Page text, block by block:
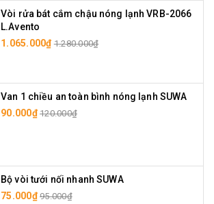
Vòi rửa bát cắm chậu nóng lạnh VRB-2066
L.Avento
1.065.000₫ 1.280.000₫
Van 1 chiều an toàn bình nóng lạnh SUWA
90.000₫ 120.000₫
Bộ vòi tưới nối nhanh SUWA
75.000₫ 95.000₫